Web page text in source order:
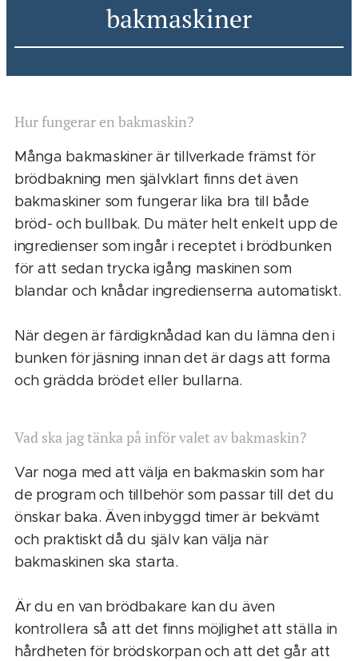
bakmaskiner
Hur fungerar en bakmaskin?
Många bakmaskiner är tillverkade främst för
brödbakning men självklart finns det även
bakmaskiner som fungerar lika bra till både
bröd- och bullbak. Du mäter helt enkelt upp de
ingredienser som ingår i receptet i brödbunken
för att sedan trycka igång maskinen som
blandar och knådar ingredienserna automatiskt.
När degen är färdigknådad kan du lämna den i
bunken för jäsning innan det är dags att forma
och grädda brödet eller bullarna.
Vad ska jag tänka på inför valet av bakmaskin?
Var noga med att välja en bakmaskin som har
de program och tillbehör som passar till det du
önskar baka. Även inbyggd timer är bekvämt
och praktiskt då du själv kan välja när
bakmaskinen ska starta.
Är du en van brödbakare kan du även
kontrollera så att det finns möjlighet att ställa in
hårdheten för brödskorpan och att det går att